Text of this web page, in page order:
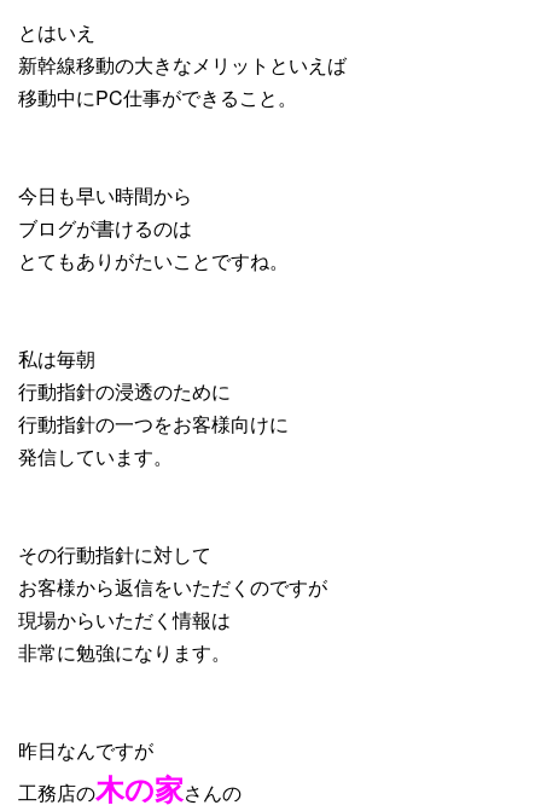
とはいえ
新幹線移動の大きなメリットといえば
移動中にPC仕事ができること。
今日も早い時間から
ブログが書けるのは
とてもありがたいことですね。
私は毎朝
行動指針の浸透のために
行動指針の一つをお客様向けに
発信しています。
その行動指針に対して
お客様から返信をいただくのですが
現場からいただく情報は
非常に勉強になります。
昨日なんですが
工務店の木の家さんの